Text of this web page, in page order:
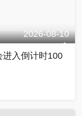
2026-08-10
进入倒计时100